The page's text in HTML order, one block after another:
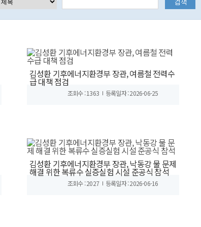
김성환 기후에너지환경부 장관, 여름철 전력수
급 대책 점검
조회수 : 1363 등록일자 : 2026-06-25
김성환 기후에너지환경부 장관, 낙동강 물 문제
해결 위한 복류수 실증실험 시설 준공식 참석
조회수 : 2027 등록일자 : 2026-06-16